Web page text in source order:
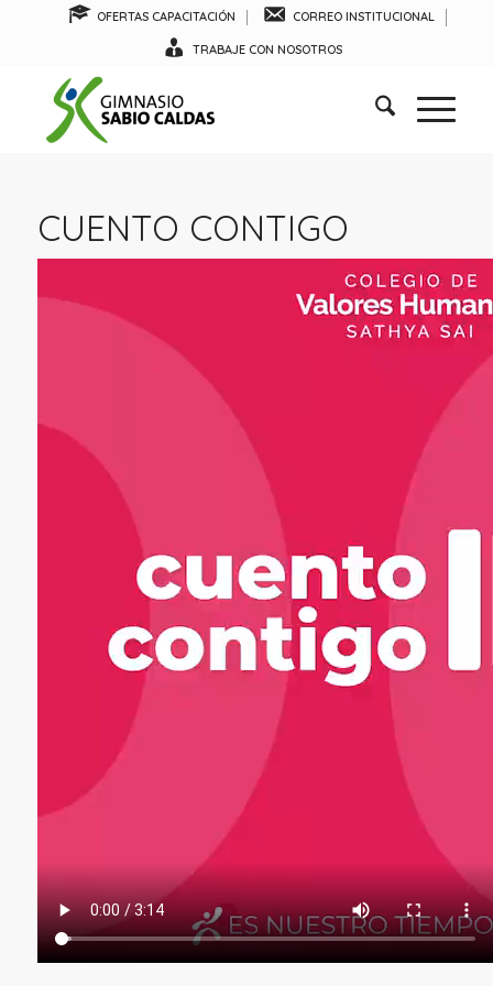
OFERTAS CAPACITACIÓN CORREO INSTITUCIONAL
TRABAJE CON NOSOTROS
CUENTO CONTIGO